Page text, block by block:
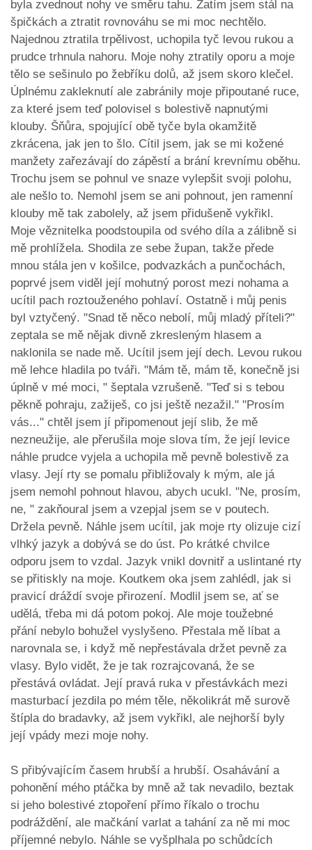
byla zvednout nohy ve směru tahu. Zatím jsem stál na
špičkách a ztratit rovnováhu se mi moc nechtělo.
Najednou ztratila trpělivost, uchopila tyč levou rukou a
prudce trhnula nahoru. Moje nohy ztratily oporu a moje
tělo se sešinulo po žebříku dolů, až jsem skoro klečel.
Úplnému zakleknutí ale zabránily moje připoutané ruce,
za které jsem teď polovisel s bolestivě napnutými
klouby. Šňůra, spojující obě tyče byla okamžitě
zkrácena, jak jen to šlo. Cítil jsem, jak se mi kožené
manžety zařezávají do zápěstí a brání krevnímu oběhu.
Trochu jsem se pohnul ve snaze vylepšit svoji polohu,
ale nešlo to. Nemohl jsem se ani pohnout, jen ramenní
klouby mě tak zabolely, až jsem přidušeně vykřikl.
Moje věznitelka poodstoupila od svého díla a zálibně si
mě prohlížela. Shodila ze sebe župan, takže přede
mnou stála jen v košilce, podvazkách a punčochách,
poprvé jsem viděl její mohutný porost mezi nohama a
ucítil pach roztouženého pohlaví. Ostatně i můj penis
byl vztyčený. "Snad tě něco nebolí, můj mladý příteli?"
zeptala se mě nějak divně zkresleným hlasem a
naklonila se nade mě. Ucítil jsem její dech. Levou rukou
mě lehce hladila po tváři. "Mám tě, mám tě, konečně jsi
úplně v mé moci, " šeptala vzrušeně. "Teď si s tebou
pěkně pohraju, zažiješ, co jsi ještě nezažil." "Prosím
vás..." chtěl jsem jí připomenout její slib, že mě
nezneužije, ale přerušila moje slova tím, že její levice
náhle prudce vyjela a uchopila mě pevně bolestivě za
vlasy. Její rty se pomalu přibližovaly k mým, ale já
jsem nemohl pohnout hlavou, abych ucukl. "Ne, prosím,
ne, " zakňoural jsem a vzepjal jsem se v poutech.
Držela pevně. Náhle jsem ucítil, jak moje rty olizuje cizí
vlhký jazyk a dobývá se do úst. Po krátké chvilce
odporu jsem to vzdal. Jazyk vnikl dovnitř a uslintané rty
se přitiskly na moje. Koutkem oka jsem zahlédl, jak si
pravicí dráždí svoje přirození. Modlil jsem se, ať se
udělá, třeba mi dá potom pokoj. Ale moje toužebné
přání nebylo bohužel vyslyšeno. Přestala mě líbat a
narovnala se, i když mě nepřestávala držet pevně za
vlasy. Bylo vidět, že je tak rozrajcovaná, že se
přestává ovládat. Její pravá ruka v přestávkách mezi
masturbací jezdila po mém těle, několikrát mě surově
štípla do bradavky, až jsem vykřikl, ale nejhorší byly
její vpády mezi moje nohy.
S přibývajícím časem hrubší a hrubší. Osahávání a
pohonění mého ptáčka by mně až tak nevadilo, beztak
si jeho bolestivé ztopoření přímo říkalo o trochu
podráždění, ale mačkání varlat a tahání za ně mi moc
příjemné nebylo. Náhle se vyšplhala po schůdcích